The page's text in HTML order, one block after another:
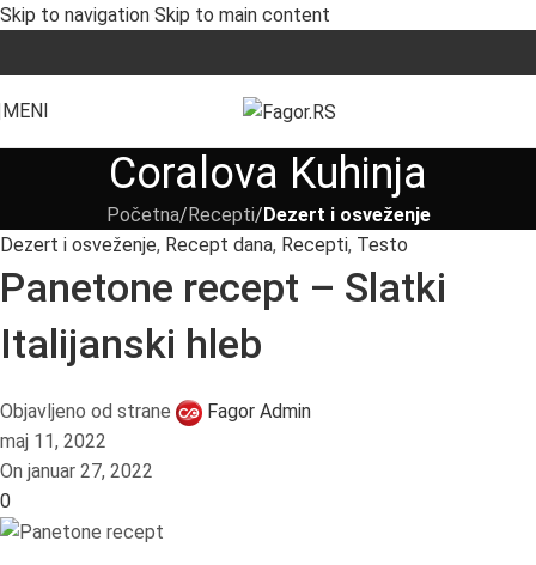
Skip to navigation Skip to main content
00 00
Min
MENI
Coralova Kuhinja
Početna/Recepti/Dezert i osveženje
Dezert i osveženje, Recept dana, Recepti, Testo
Panetone recept – Slatki
Italijanski hleb
Objavljeno od strane
Fagor Admin
maj 11, 2022
On januar 27, 2022
0